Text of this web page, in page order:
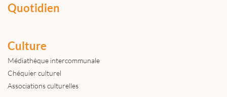
Quotidien
Culture
Médiathèque intercommunale
Chéquier culturel
Associations culturelles